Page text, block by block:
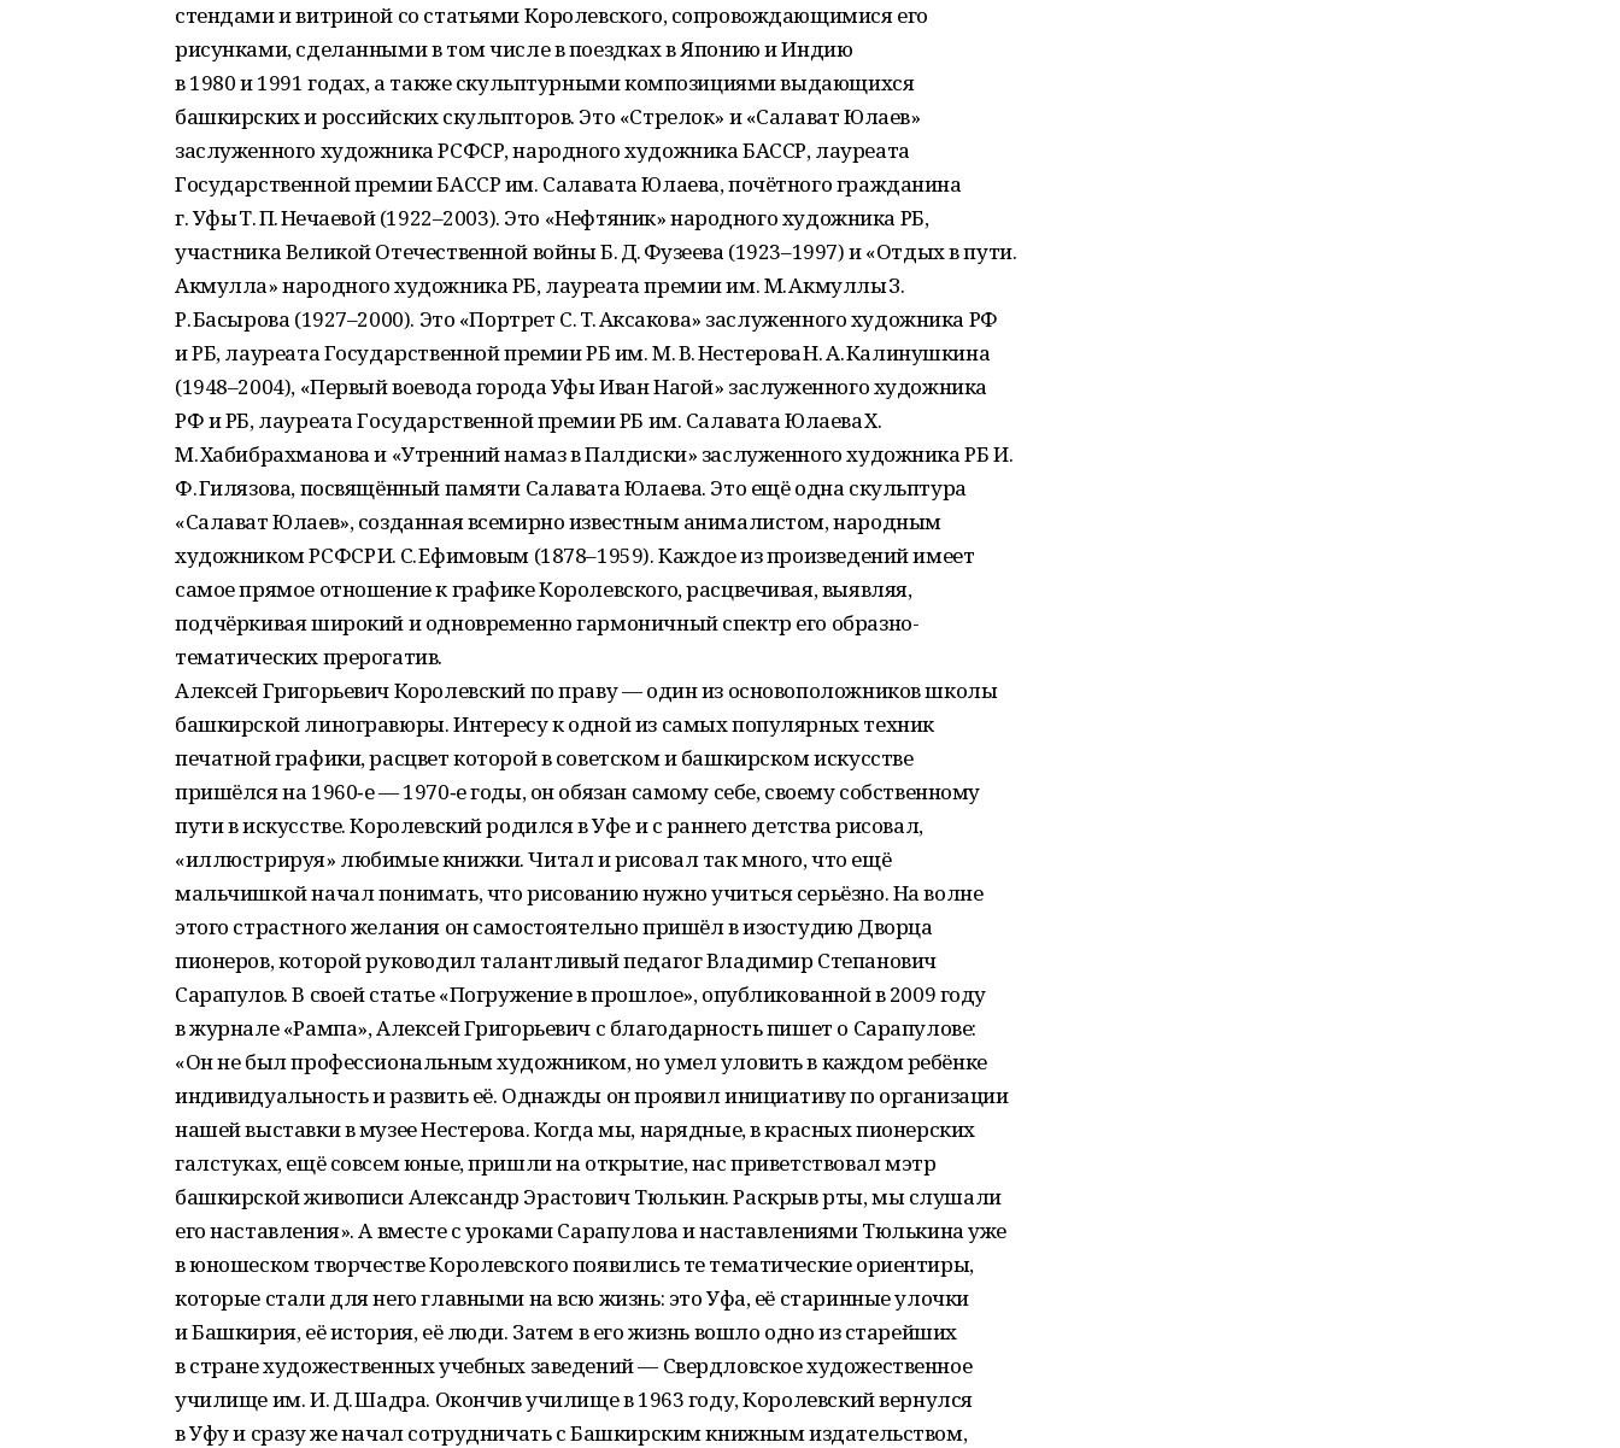
стендами и витриной со статьями Королевского, сопровождающимися его
рисунками, сделанными в том числе в поездках в Японию и Индию
в 1980 и 1991 годах, а также скульптурными композициями выдающихся
башкирских и российских скульпторов. Это «Стрелок» и «Салават Юлаев»
заслуженного художника РСФСР, народного художника БАССР, лауреата
Государственной премии БАССР им. Салавата Юлаева, почётного гражданина
г. Уфы Т. П. Нечаевой (1922–2003). Это «Нефтяник» народного художника РБ,
участника Великой Отечественной войны Б. Д. Фузеева (1923–1997) и «Отдых в пути.
Акмулла» народного художника РБ, лауреата премии им. М. Акмуллы З.
Р. Басырова (1927–2000). Это «Портрет С. Т. Аксакова» заслуженного художника РФ
и РБ, лауреата Государственной премии РБ им. М. В. Нестерова Н. А. Калинушкина
(1948–2004), «Первый воевода города Уфы Иван Нагой» заслуженного художника
РФ и РБ, лауреата Государственной премии РБ им. Салавата Юлаева Х.
М. Хабибрахманова и «Утренний намаз в Палдиски» заслуженного художника РБ И.
Ф. Гилязова, посвящённый памяти Салавата Юлаева. Это ещё одна скульптура
«Салават Юлаев», созданная всемирно известным анималистом, народным
художником РСФСР И. С. Ефимовым (1878–1959). Каждое из произведений имеет
самое прямое отношение к графике Королевского, расцвечивая, выявляя,
подчёркивая широкий и одновременно гармоничный спектр его образно-
тематических прерогатив.
Алексей Григорьевич Королевский по праву — один из основоположников школы
башкирской линогравюры. Интересу к одной из самых популярных техник
печатной графики, расцвет которой в советском и башкирском искусстве
пришёлся на 1960‑е — 1970‑е годы, он обязан самому себе, своему собственному
пути в искусстве. Королевский родился в Уфе и с раннего детства рисовал,
«иллюстрируя» любимые книжки. Читал и рисовал так много, что ещё
мальчишкой начал понимать, что рисованию нужно учиться серьёзно. На волне
этого страстного желания он самостоятельно пришёл в изостудию Дворца
пионеров, которой руководил талантливый педагог Владимир Степанович
Сарапулов. В своей статье «Погружение в прошлое», опуб­ликованной в 2009 году
в журнале «Рампа», Алексей Григорьевич с благодарность пишет о Сарапулове:
«Он не был профессиональным художником, но умел уловить в каждом ребёнке
индивидуальность и развить её. Однажды он проявил инициативу по организации
нашей выставки в музее Нестерова. Когда мы, нарядные, в красных пионерских
галстуках, ещё совсем юные, пришли на открытие, нас приветствовал мэтр
башкирской живописи Александр Эрастович Тюлькин. Раскрыв рты, мы слушали
его наставления». А вместе с уроками Сарапулова и наставлениями Тюлькина уже
в юношеском творчестве Королевского появились те тематические ориентиры,
которые стали для него главными на всю жизнь: это Уфа, её старинные улочки
и Башкирия, её история, её люди. Затем в его жизнь вошло одно из старейших
в стране художественных учебных заведений — Свердловское художественное
училище им. И. Д. Шадра. Окончив училище в 1963 году, Королевский вернулся
в Уфу и сразу же начал сотрудничать с Башкирским книжным издательством,